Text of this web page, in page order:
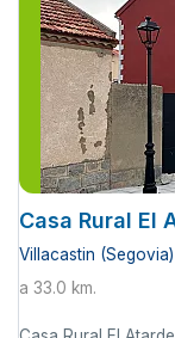
Casa Rural El
Villacastin
a 33.0 km.